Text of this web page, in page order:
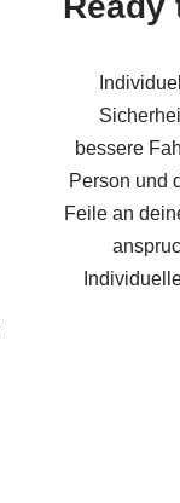
bessere
Person und
Feile an